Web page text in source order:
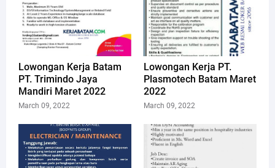
Lowongan Kerja Batam
PT. Trimindo Jaya
Mandiri Maret 2022
March 09, 2022
Lowongan Kerja PT.
Plasmotech Batam Maret
2022
March 09, 2022